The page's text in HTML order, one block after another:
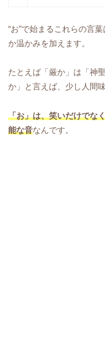
“お”で始まるこれらの言
か温かみを加えます。
たとえば「厳か」は「神
か」と言えば、少し人間
「お」は、笑いだけでな
能な音なんです。